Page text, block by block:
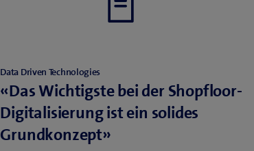
Data Driven Technologies
«Das Wichtigste bei der Shopfloor-
Digitalisierung ist ein solides
Grundkonzept»